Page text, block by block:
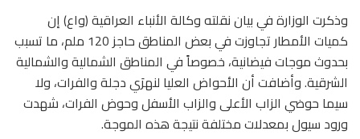
وذكرت الوزارة في بيان نقلته وكالة الأنباء العراقية (واع) إن
كميات الأمطار تجاوزت في بعض المناطق حاجز 120 ملم، ما تسبب
بحدوث موجات فيضانية، خصوصاً في المناطق الشمالية والشمالية
الشرقية. وأضافت أن الأحواض العليا لنهرَي دجلة والفرات، ولا
سيما حوضي الزاب الأعلى والزاب الأسفل وحوض الفرات، شهدت
ورود سيول بمعدلات مختلفة نتيجة هذه الموجة.